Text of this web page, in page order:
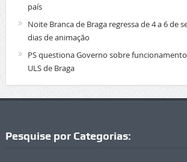
país
Noite Branca de Braga regressa de 4 a 6 de
dias de animação
PS questiona Governo sobre
ULS de Braga
Pesquise por Categorias: